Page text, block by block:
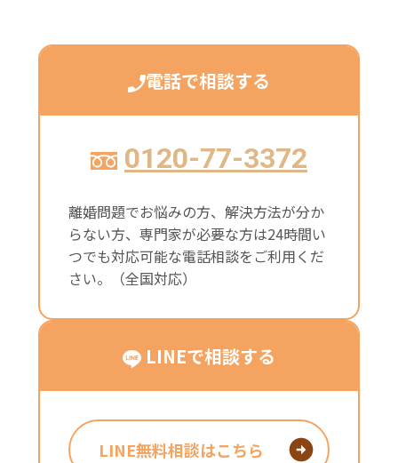
電話で相談する
0120-77-3372
離婚問題でお悩みの方、解決方法が分か
らない方、専門家が必要な方は24時間い
つでも対応可能な電話相談をご利用くだ
さい。（全国対応）
LINEで相談する
LINE無料相談はこちら